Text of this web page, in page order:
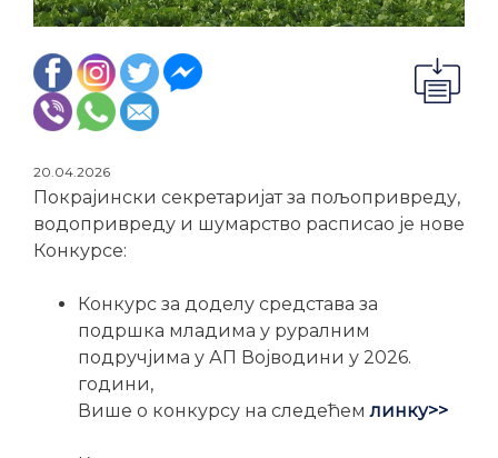
20.04.2026
Покрајински секретаријат за пољопривреду,
водопривреду и шумарство расписао је нове
Конкурсе:
Конкурс за доделу средстава за
подршка младима у руралним
подручјима у АП Војводини у 2026.
години,
Више о конкурсу на следећемлинку>>